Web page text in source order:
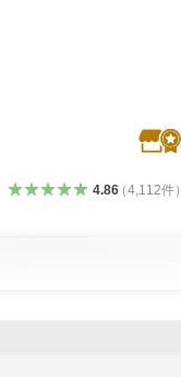
4.86（4,112件）